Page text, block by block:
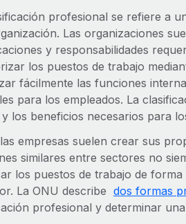
profesional se refiere a
Las organizaciones
y responsabilidades
los puestos de trabajo
fácilmente las funciones
para los empleados. La
los beneficios necesarios para
empresas suelen crear sus
similares entre sectores no
los puestos de trabajo de
La ONU describe dos formas
profesional y determinar